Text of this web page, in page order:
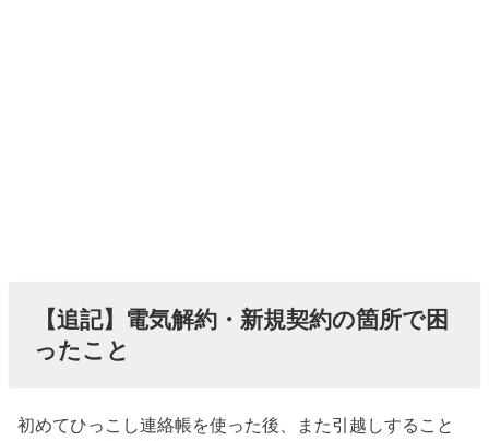
【追記】電気解約・新規契約の箇所で困
ったこと
初めてひっこし連絡帳を使った後、また引越しすること